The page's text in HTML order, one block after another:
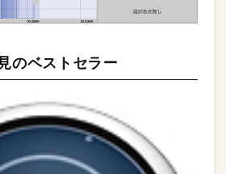
のベストセラー